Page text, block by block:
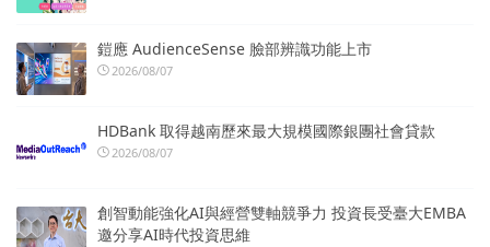
鎧應 AudienceSense 臉部辨識功能上市
2026/08/07
HDBank 取得越南歷來最大規模國際銀團社會貸款
2026/08/07
創智動能強化AI與經營雙軸競爭力 投資長受臺大EMBA
邀分享AI時代投資思維